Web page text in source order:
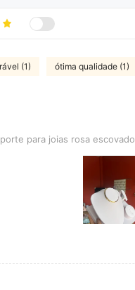
(1) ótima qualidade (1)
joias rosa escovado
para joias rosa escovado